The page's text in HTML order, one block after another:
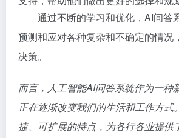
通过不断的学习和优化，AI问答
预测和应对各种复杂和不确定的情况
决策。
而言，人工智能AI问答系统作为一种
正在逐渐改变我们的生活和工作方式
捷、可扩展的特点，为各行各业提供